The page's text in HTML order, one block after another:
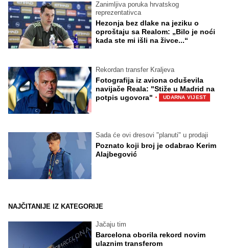
Zanimljiva poruka hrvatskog
reprezentativca
Hezonja bez dlake na jeziku o
oproštaju sa Realom: „Bilo je noći
kada ste mi išli na živce...“
Rekordan transfer Kraljeva
Fotografija iz aviona oduševila
navijače Reala: "Stiže u Madrid na
potpis ugovora" · UDARNA VIJEST
Sada će ovi dresovi "planuti" u prodaji
Poznato koji broj je odabrao Kerim
Alajbegović
NAJČITANIJE IZ KATEGORIJE
Jačaju tim
Barcelona oborila rekord novim
ulaznim transferom